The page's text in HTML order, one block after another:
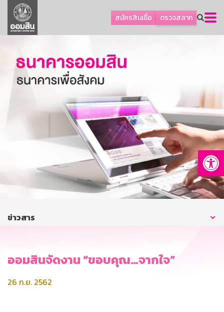
สมัครสินเชื่อ ตรวจสลาก
ลูกค้าธุรกิจ
ลูกค้าผู้ประกอบรายย่อย
ออมเพื่อสุข
เกี่ยวกับธนาคาร
การพัฒนาที่ยั่งยืน
บริการทางการเงิน
ติดต่อเรา
บริการออนไลน์
ข่าวสาร
ออมสินจัดงาน “ขอบคุณ…จากใจ”
26 ก.ย. 2562